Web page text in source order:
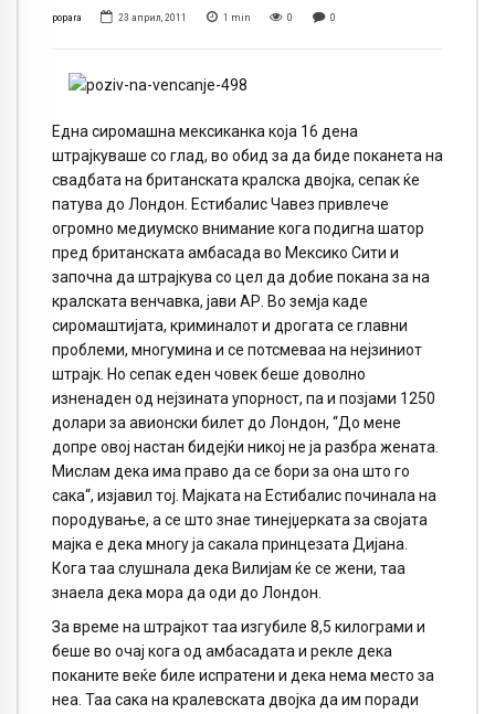
popara 23 април, 2011 1 min 0 0
Една сиромашна мексиканка која 16 дена
штрајкуваше со глад, во обид за да биде поканета на
свадбата на британската кралска двојка, сепак ќе
патува до Лондон. Естибалис Чавез привлече
огромно медиумско внимание кога подигна шатор
пред британската амбасада во Мексико Сити и
започна да штрајкува со цел да добие покана за на
кралската венчавка, јави АР. Во земја каде
сиромаштијата, криминалот и дрогата се главни
проблеми, многумина и се потсмеваа на нејзиниот
штрајк. Но сепак еден човек беше доволно
изненаден од нејзината упорност, па и позјами 1250
долари за авионски билет до Лондон, “До мене
допре овој настан бидејќи никој не ја разбра жената.
Мислам дека има право да се бори за она што го
сака“, изјавил тој. Мајката на Естибалис починала на
породување, а се што знае тинејџерката за својата
мајка е дека многу ја сакала принцезата Дијана.
Кога таа слушнала дека Вилијам ќе се жени, таа
знаела дека мора да оди до Лондон.
За време на штрајкот таа изгубиле 8,5 килограми и
беше во очај кога од амбасадата и рекле дека
поканите веќе биле испратени и дека нема место за
неа. Таа сака на кралевската двојка да им поради